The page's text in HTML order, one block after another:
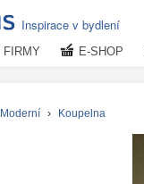
Inspirace v bydlení
FIRMY E-SHOP
Moderní › Koupelna